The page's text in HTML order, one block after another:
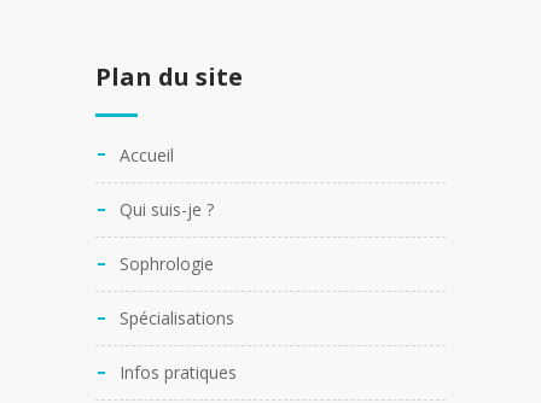
Plan du site
Accueil
Qui suis-je ?
Sophrologie
Spécialisations
Infos pratiques